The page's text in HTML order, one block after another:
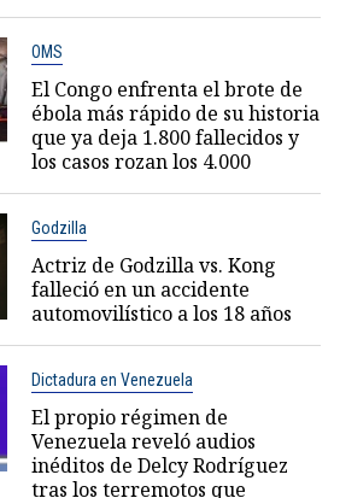
OMS
El Congo enfrenta el brote de
ébola más rápido de su historia
que ya deja 1.800 fallecidos y
los casos rozan los 4.000
Godzilla
Actriz de Godzilla vs. Kong
falleció en un accidente
automovilístico a los 18 años
Dictadura en Venezuela
El propio régimen de
Venezuela reveló audios
inéditos de Delcy Rodríguez
tras los terremotos que